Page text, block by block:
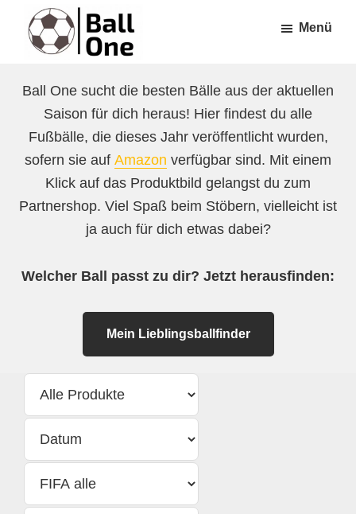
Inhalt
springen
Fußzeile
springen
One
Fußball!
Menü
Ball One sucht die besten Bälle aus der aktuellen
Saison für dich heraus! Hier findest du alle
Fußbälle, die dieses Jahr veröffentlicht wurden,
sofern sie auf Amazon verfügbar sind. Mit einem
Klick auf das Produktbild gelangst du zum
Partnershop. Viel Spaß beim Stöbern, vielleicht ist
ja auch für dich etwas dabei?
Welcher Ball passt zu dir? Jetzt herausfinden:
Mein Lieblingsballfinder